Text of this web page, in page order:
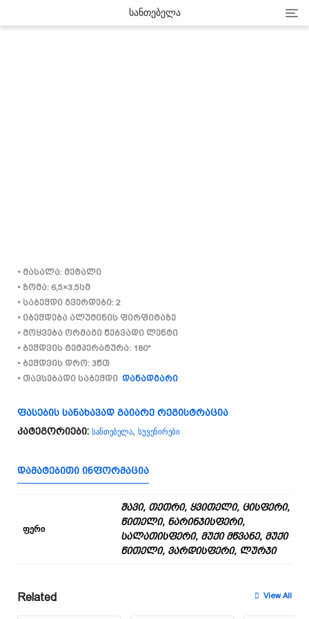
ᲡᲐᲜᲗᲔᲑᲔᲚᲐ
• მასალა: მეტალი
• ზომა: 6,5×3.5სმ
• საბეჭდი გვერდები: 2
• იბეჭდება ალუმინის ფირფიტაზე
• მოყვება ორმაგი წებვადი ლენტი
• ბეჭდვის ტემპერატურა: 180°
• ბეჭდვის დრო: 3წთ
• თავსებადი საბეჭდი დანადგარი
ფასების სანახავად გაიარე რეგისტრაცია
კატეგორიები: სანთებელა, სუვენირები
ᲓᲐᲛᲐᲢᲔᲑᲘᲗᲘ ᲘᲜᲤᲝᲠᲛᲐᲪᲘᲐ
ფერი
შავი, თეთრი, ყვითელი, ცისფერი,
წითელი, ნარინჯისფერი,
სალათისფერი, მუქი მწვანე, მუქი
წითელი, ვარდისფერი, ლურჯი
Related View All